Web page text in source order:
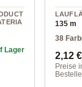
Lager
135 m
38
2,12 €
Preise